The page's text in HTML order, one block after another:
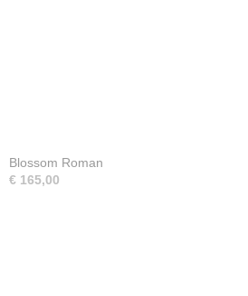
Blossom Roman
€ 165,00